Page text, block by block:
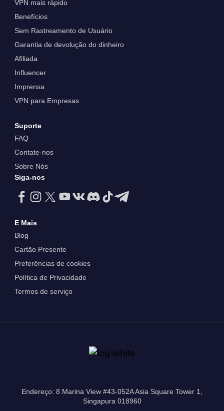
VPN mais rápido
Benefícios
Sem Rastreamento de Usuário
Garantia de devolução do dinheiro
Afiliada
Influencer
Imprensa
VPN para Empresas
Suporte
FAQ
Contate-nos
Sobre Nós
Siga-nos
E Mais
Blog
Cartão Presente
Preferências de cookies
Política de Privacidade
Termos de serviço
Endereço: 8 Marina View #43-052A Asia Square Tower 1,
Singapura 018960